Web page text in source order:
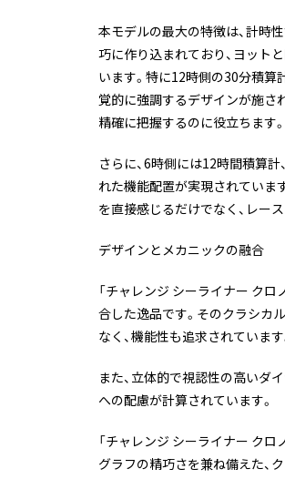
本モデルの最大の特徴は、計時
巧に作り込まれており、ヨット
います。特に12時側の30分積算
覚的に強調するデザインが施さ
精確に把握するのに役立ちます。
さらに、6時側には12時間積算
れた機能配置が実現されていま
を直接感じるだけでなく、レー
デザインとメカニックの融合
「チャレンジ シーライナー ク
合した逸品です。そのクラシカ
なく、機能性も追求されています
また、立体的で視認性の高いダ
への配慮が計算されています。
「チャレンジ シーライナー ク
グラフの精巧さを兼ね備えた、